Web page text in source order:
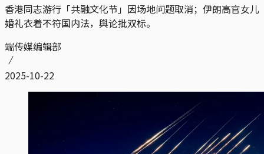
香港同志游行「共融文化节」因场地问题取消；伊朗高官女儿
婚礼衣着不符国内法，舆论批双标。
端传媒编辑部
2025-10-22